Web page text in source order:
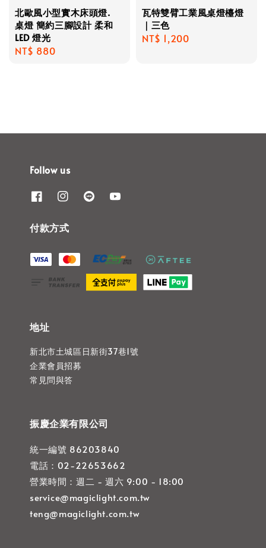
北歐風小型實木床頭燈.
桌燈 簡約三腳設計 柔和
LED 燈光
Regular
NT$ 880
瓦特雙臂工業風桌燈檯燈
｜三色
Regular
NT$ 1,200
Follow us
付款方式
地址
新北市土城區日新街37巷1號
企業會員招募
常見問與答
振慶企業有限公司
統一編號 86203840
電話：02-22653662
營業時間：週二 - 週六 9:00 - 18:00
service@magiclight.com.tw
teng@magiclight.com.tw